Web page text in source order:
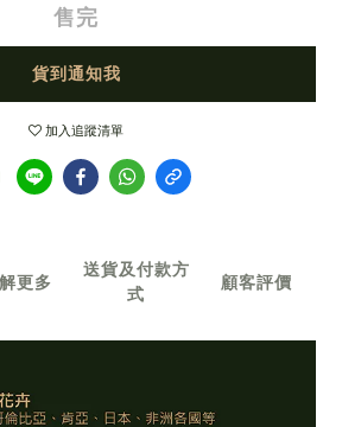
售完
貨到通知我
加入追蹤清單
更多
送貨及付款方
式
顧客評價